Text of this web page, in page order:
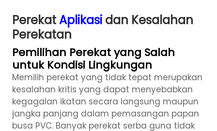
PerekatAplikasi dan Kesalahan
Perekatan
Pemilihan Perekat yang Salah
untuk Kondisi Lingkungan
Memilih perekat yang tidak tepat merupakan
kesalahan kritis yang dapat menyebabkan
kegagalan ikatan secara langsung maupun
jangka panjang dalam pemasangan papan
busa PVC. Banyak perekat serba guna tidak